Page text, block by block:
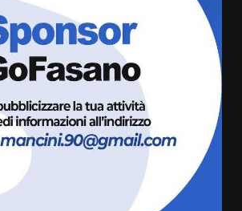
Cura dei beni comuni e
cittadinanza attiva: online
l’avviso per la gestione
condivisa della Villetta di
Laureto
La magia del Minareto e la prima
assoluta de “L’Albergo
Belvedere. Il rapimento”
6 Agosto 2026 06:15